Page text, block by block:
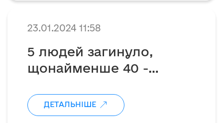
23.01.2024 11:58
5 людей загинуло,
щонайменше 40 -
ДЕТАЛЬНІШЕ